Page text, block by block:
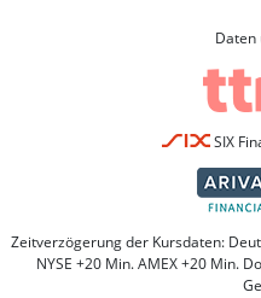
Daten
SIX
Zeitverzögerung der Kursdaten:
NYSE +20 Min. AMEX +20 Min.